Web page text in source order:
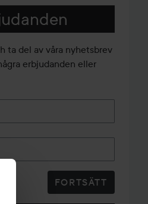
ta del av våra nyhetsbrev
erbjudanden eller
FORTSÄTT